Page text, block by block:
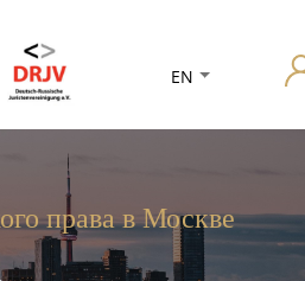
EN
права в Москве